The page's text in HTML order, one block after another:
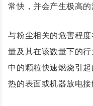
常快，并会产生极高的
与粉尘相关的危害程
量及其在该数量下的
中的颗粒快速燃烧引
热的表面或机器放电接